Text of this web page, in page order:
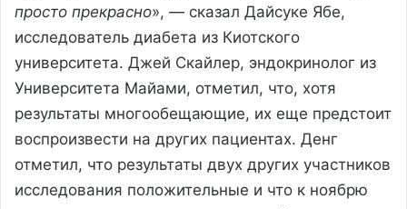
просто прекрасно», — сказал Дайсуке Ябе,
исследователь диабета из Киотского
университета. Джей Скайлер, эндокринолог из
Университета Майами, отметил, что, хотя
результаты многообещающие, их еще предстоит
воспроизвести на других пациентах. Денг
отметил, что результаты двух других участников
исследования положительные и что к ноябрю